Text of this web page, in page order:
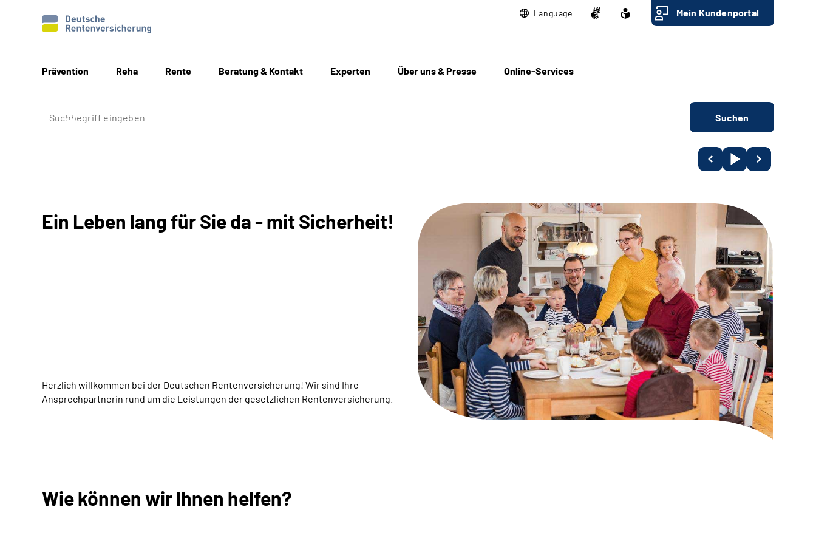
Language Mein Kundenportal
Prävention Reha Rente Beratung & Kontakt Experten Über uns & Presse Online-Services
Suchen
Ein Leben lang für Sie da - mit Sicherheit!
Herzlich willkommen bei der Deutschen Rentenversicherung! ­Wir sind Ihre
Ansprechpartnerin rund um die Leistungen der gesetzlichen Rentenversicherung.
Wie können wir Ihnen helfen?